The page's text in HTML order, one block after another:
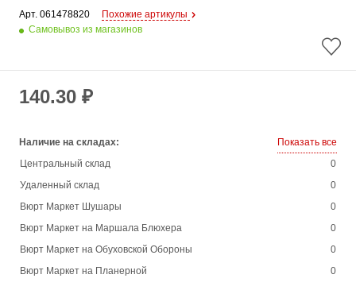
Арт. 061478820
Похожие артикулы
Самовывоз из магазинов
140.30 ₽
Наличие на складах:
Показать все
Центральный склад
0
Удаленный склад
0
Вюрт Маркет Шушары
0
Вюрт Маркет на Маршала Блюхера
0
Вюрт Маркет на Обуховской Обороны
0
Вюрт Маркет на Планерной
0